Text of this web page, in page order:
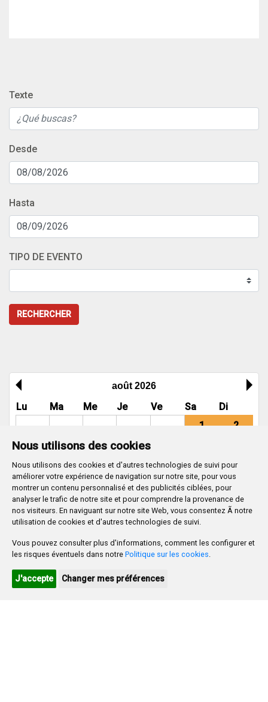
Nous utilisons des cookies
Nous utilisons des cookies et d'autres technologies de suivi pour
améliorer votre expérience de navigation sur notre site, pour vous
montrer un contenu personnalisé et des publicités ciblées, pour
analyser le trafic de notre site et pour comprendre la provenance de
nos visiteurs. En naviguant sur notre site Web, vous consentez Ã notre
utilisation de cookies et d'autres technologies de suivi.
Vous pouvez consulter plus d'informations, comment les configurer et
les risques éventuels dans notre Politique sur les cookies.
J'accepte Changer mes préférences
Texte
Desde
Hasta
TIPO DE EVENTO
RECHERCHER
août 2026
Lu Ma Me Je Ve Sa
Di
1
2
3
4 5 6
10
11 12 13 14 15
16
17
18 19 20 21 22
23
24
25 26 27 28 29
30
Ayuntamiento de Burgos
Cultura Burgos